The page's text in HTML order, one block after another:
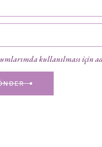
kullanılması için